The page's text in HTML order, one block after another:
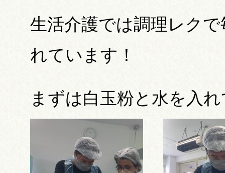
生活介護では調理レク
れています！
まずは白玉粉と水を入